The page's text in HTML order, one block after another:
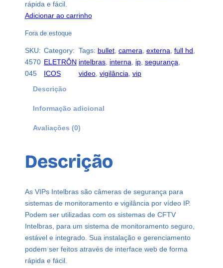
rápida e fácil.
Adicionar ao carrinho
Fora de estoque
SKU:
4570
045
Category:
ELETRÔN
ICOS
Tags: bullet, camera, externa, full hd
intelbras, interna, ip, segurança
video, vigilância, vip
Descrição
Informação adicional
Avaliações (0)
Descrição
As VIPs Intelbras são câmeras de segurança para
sistemas de monitoramento e vigilância por vídeo IP.
Podem ser utilizadas com os sistemas de CFTV
Intelbras, para um sistema de monitoramento seguro,
estável e integrado. Sua instalação e gerenciamento
podem ser feitos através de interface web de forma
rápida e fácil.